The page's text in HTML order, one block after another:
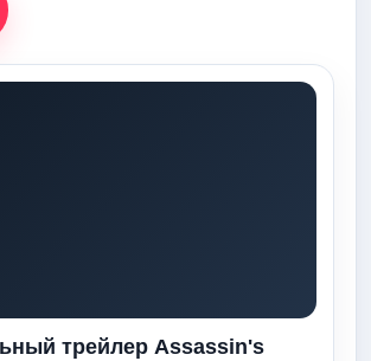
трейлер Assassin's